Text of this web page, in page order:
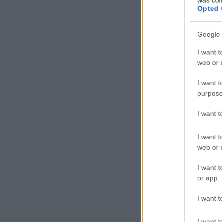
Opted
Google
I want
web or
I want
I want
I want
web or
I want
or app.
I want